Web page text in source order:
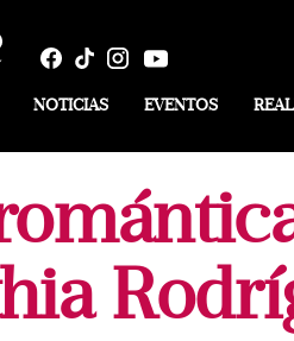
NOTICIAS EVENTOS